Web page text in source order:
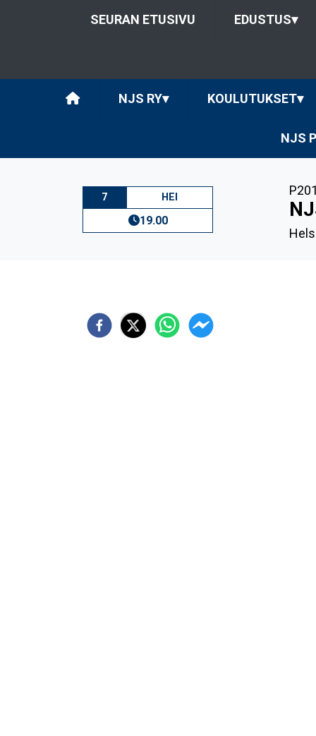
SEURAN ETUSIVU EDUSTUS▾
NJS RY▾ KOULUTUKSET▾
NJS
7 HEI
19.00